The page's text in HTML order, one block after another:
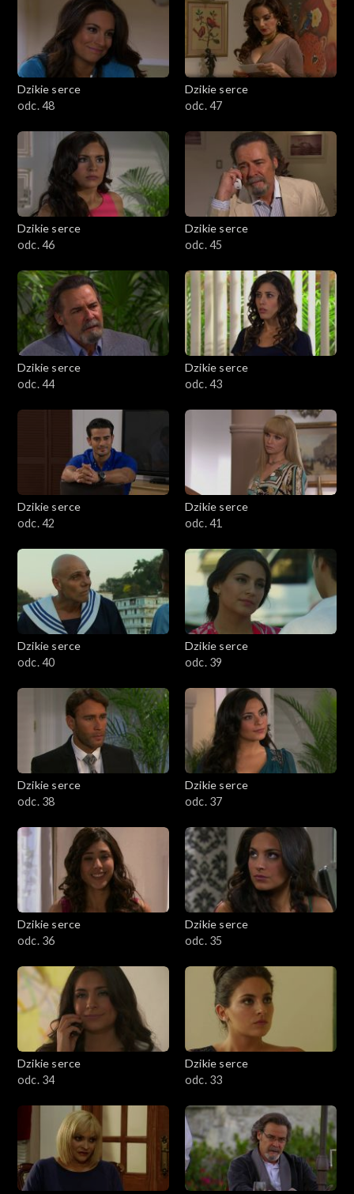
Dzikie serce
odc. 48
Dzikie serce
odc. 47
Dzikie serce
odc. 46
Dzikie serce
odc. 45
Dzikie serce
odc. 44
Dzikie serce
odc. 43
Dzikie serce
odc. 42
Dzikie serce
odc. 41
Dzikie serce
odc. 40
Dzikie serce
odc. 39
Dzikie serce
odc. 38
Dzikie serce
odc. 37
Dzikie serce
odc. 36
Dzikie serce
odc. 35
Dzikie serce
odc. 34
Dzikie serce
odc. 33